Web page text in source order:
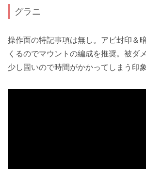
グラニ
操作面の特記事項は無し。 アビ封印＆
くるのでマウント の編成を推奨。被ダ
少し固いので時間がかかってしまう印